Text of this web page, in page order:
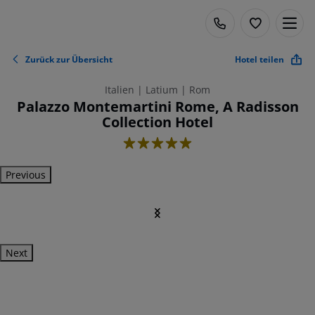
Zurück zur Übersicht Hotel teilen
Italien | Latium | Rom
Palazzo Montemartini Rome, A Radisson
Collection Hotel
5
Previous
Next